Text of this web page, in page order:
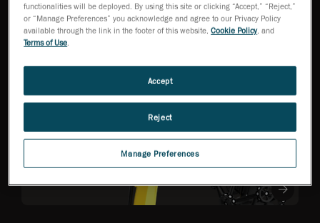
EVO
NEW
Escáner 3D de grado
de metrología
eficiencia
Escáneres CMM
ópticos
robot
functionalities will be deployed. By using this site or clicking “Accept,” “Reject,”
or “Manage Preferences” you acknowledge and agree to our Privacy Policy
available through the link in the footer of this website,Cookie Policy, and
Terms of Use.
Manage Preferences
Reject
Accept